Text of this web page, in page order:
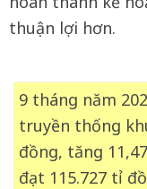
thuận lợi hơn.
9 tháng năm
truyền thống
đồng, tăng
đạt 115.727 tỉ